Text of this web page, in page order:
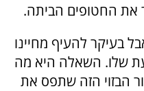
את החטופים הביתה.
בעיקר להעיף מחיינו
שלו. השאלה היא מה
הבזוי הזה שתפס את